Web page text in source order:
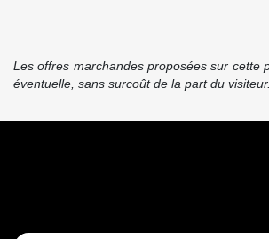
Les offres marchandes proposées sur cette
éventuelle, sans surcoût de la part du